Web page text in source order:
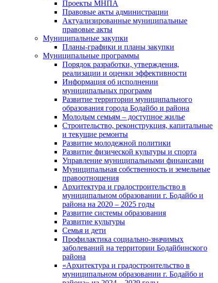
Проекты МНПА
Правовые акты администрации
Актуализированные муниципальные
правовые акты
Муниципальные закупки
Планы-графики и планы закупки
Муниципальные программы
Порядок разработки, утверждения,
реализации и оценки эффективности
Информация об исполнении
муниципальных программ
Развитие территории муниципального
образования города Бодайбо и района
Молодым семьям – доступное жилье
Строительство, реконструкция, капитальные
и текущие ремонты
Развитие молодежной политики
Развитие физической культуры и спорта
Управление муниципальными финансами
Муниципальная собственность и земельные
правоотношения
Архитектура и градостроительство в
муниципальном образовании г. Бодайбо и
района на 2020 – 2025 годы
Развитие системы образования
Развитие культуры
Семья и дети
Профилактика социально-значимых
заболеваний на территории Бодайбинского
района
«Архитектура и градостроительство в
муниципальном образовании г. Бодайбо и